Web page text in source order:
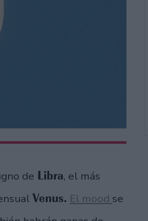
de Libra, el más
Venus. El mood se